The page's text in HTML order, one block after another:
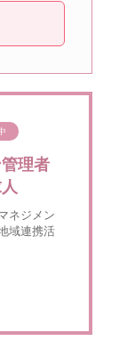
理者
ネジメン
域連携活